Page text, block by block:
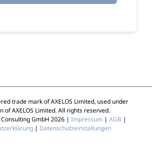
trade mark of AXELOS Limited, used under
of AXELOS Limited. All rights reserved.
GmbH 2026 | Impressum | AGB |
| Datenschutzeinstallungen